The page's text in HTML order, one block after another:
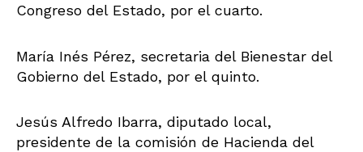
Congreso del Estado, por el cuarto.
María Inés Pérez, secretaria del Bienestar del
Gobierno del Estado, por el quinto.
Jesús Alfredo Ibarra, diputado local,
presidente de la comisión de Hacienda del